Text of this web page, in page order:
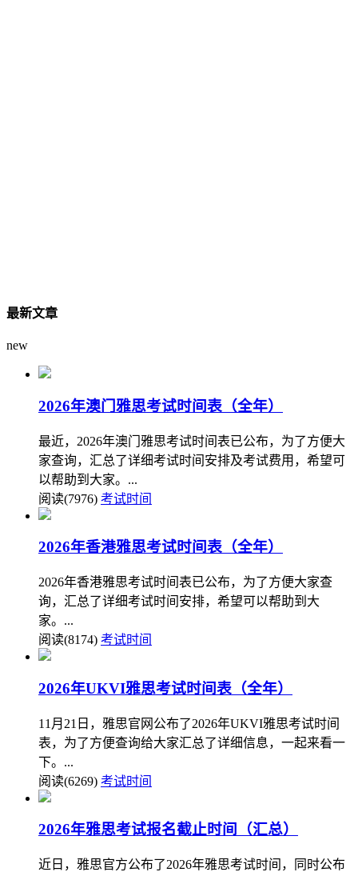
最新文章
new
2026年澳门雅思考试时间表（全年）
最近，2026年澳门雅思考试时间表已公布，为了方便大
家查询，汇总了详细考试时间安排及考试费用，希望可
以帮助到大家。...
阅读(7976) 考试时间
2026年香港雅思考试时间表（全年）
2026年香港雅思考试时间表已公布，为了方便大家查
询，汇总了详细考试时间安排，希望可以帮助到大
家。...
阅读(8174) 考试时间
2026年UKVI雅思考试时间表（全年）
11月21日，雅思官网公布了2026年UKVI雅思考试时间
表，为了方便查询给大家汇总了详细信息，一起来看一
下。...
阅读(6269) 考试时间
2026年雅思考试报名截止时间（汇总）
近日，雅思官方公布了2026年雅思考试时间，同时公布